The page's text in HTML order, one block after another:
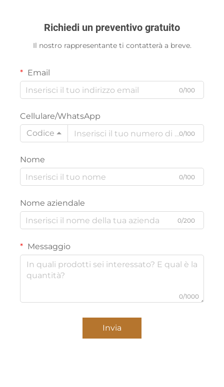
Richiedi un preventivo gratuito
Il nostro rappresentante ti contatterà a breve.
Email
0/100
Cellulare/WhatsApp
Codice
0/100
Nome
0/100
Nome aziendale
0/200
Messaggio
0/1000
Invia